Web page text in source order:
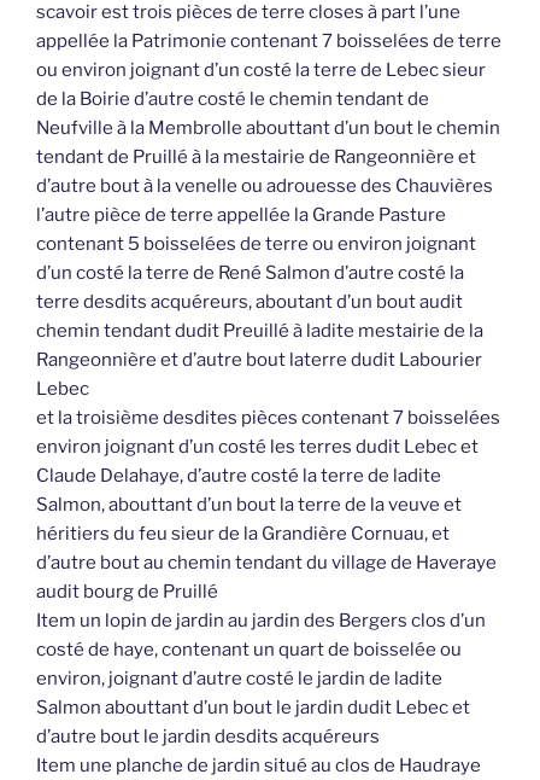
scavoir est trois pièces de terre closes à part l’une
appellée la Patrimonie contenant 7 boisselées de terre
ou environ joignant d’un costé la terre de Lebec sieur
de la Boirie d’autre costé le chemin tendant de
Neufville à la Membrolle abouttant d’un bout le chemin
tendant de Pruillé à la mestairie de Rangeonnière et
d’autre bout à la venelle ou adrouesse des Chauvières
l’autre pièce de terre appellée la Grande Pasture
contenant 5 boisselées de terre ou environ joignant
d’un costé la terre de René Salmon d’autre costé la
terre desdits acquéreurs, aboutant d’un bout audit
chemin tendant dudit Preuillé à ladite mestairie de la
Rangeonnière et d’autre bout laterre dudit Labourier
Lebec
et la troisième desdites pièces contenant 7 boisselées
environ joignant d’un costé les terres dudit Lebec et
Claude Delahaye, d’autre costé la terre de ladite
Salmon, abouttant d’un bout la terre de la veuve et
héritiers du feu sieur de la Grandière Cornuau, et
d’autre bout au chemin tendant du village de Haveraye
audit bourg de Pruillé
Item un lopin de jardin au jardin des Bergers clos d’un
costé de haye, contenant un quart de boisselée ou
environ, joignant d’autre costé le jardin de ladite
Salmon abouttant d’un bout le jardin dudit Lebec et
d’autre bout le jardin desdits acquéreurs
Item une planche de jardin situé au clos de Haudraye